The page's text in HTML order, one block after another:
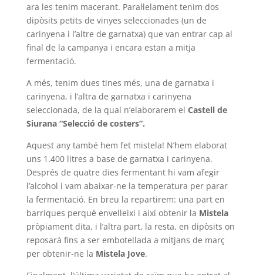
ara les tenim macerant. Paral·lelament tenim dos
dipòsits petits de vinyes seleccionades (un de
carinyena i l’altre de garnatxa) que van entrar cap al
final de la campanya i encara estan a mitja
fermentació.
A més, tenim dues tines més, una de garnatxa i
carinyena, i l’altra de garnatxa i carinyena
seleccionada, de la qual n’elaborarem el Castell de
Siurana “Selecció de costers”.
Aquest any també hem fet mistela! N’hem elaborat
uns 1.400 litres a base de garnatxa i carinyena.
Després de quatre dies fermentant hi vam afegir
l’alcohol i vam abaixar-ne la temperatura per parar
la fermentació. En breu la repartirem: una part en
barriques perquè envelleixi i així obtenir la Mistela
pròpiament dita, i l’altra part, la resta, en dipòsits on
reposarà fins a ser embotellada a mitjans de març
per obtenir-ne la Mistela Jove.